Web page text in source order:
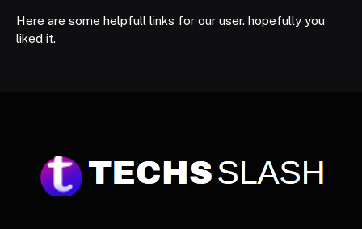
Here are some helpfull links for our user. hopefully you
liked it.